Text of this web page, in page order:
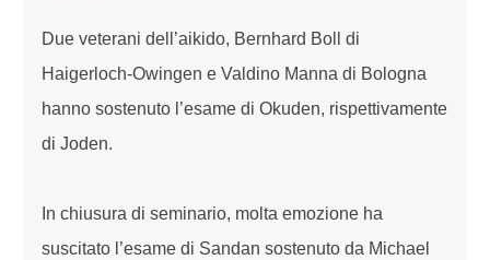
Due veterani dell’aikido, Bernhard Boll di
Haigerloch-Owingen e Valdino Manna di Bologna
hanno sostenuto l’esame di Okuden, rispettivamente
di Joden.
In chiusura di seminario, molta emozione ha
suscitato l’esame di Sandan sostenuto da Michael